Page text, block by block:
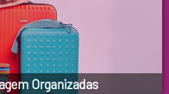
Organizadas